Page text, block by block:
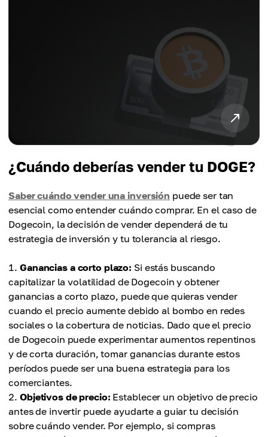
¿Cuándo deberías vender tu DOGE?
Saber cuándo vender una inversión puede ser tan
esencial como entender cuándo comprar. En el caso de
Dogecoin, la decisión de vender dependerá de tu
estrategia de inversión y tu tolerancia al riesgo.
Ganancias a corto plazo: Si estás buscando
capitalizar la volatilidad de Dogecoin y obtener
ganancias a corto plazo, puede que quieras vender
cuando el precio aumente debido al bombo en redes
sociales o la cobertura de noticias. Dado que el precio
de Dogecoin puede experimentar aumentos repentinos
y de corta duración, tomar ganancias durante estos
períodos puede ser una buena estrategia para los
comerciantes.
Objetivos de precio: Establecer un objetivo de precio
antes de invertir puede ayudarte a guiar tu decisión
sobre cuándo vender. Por ejemplo, si compras